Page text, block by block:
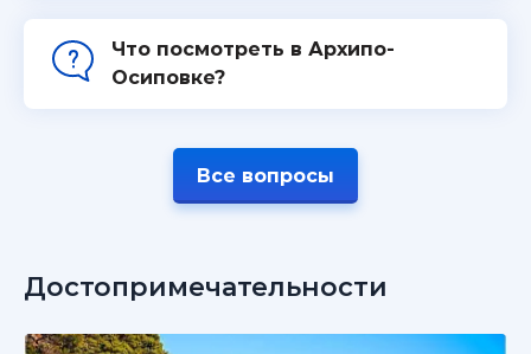
Что посмотреть в Архипо-
Осиповке?
Все вопросы
Достопримечательности